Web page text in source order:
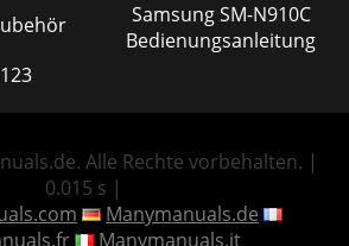
Samsung SM-N910C
Bedienungsanleitung
Alle Rechte vorbehalten. |
0.015 s |
Manymanuals.de
Manymanuals.it